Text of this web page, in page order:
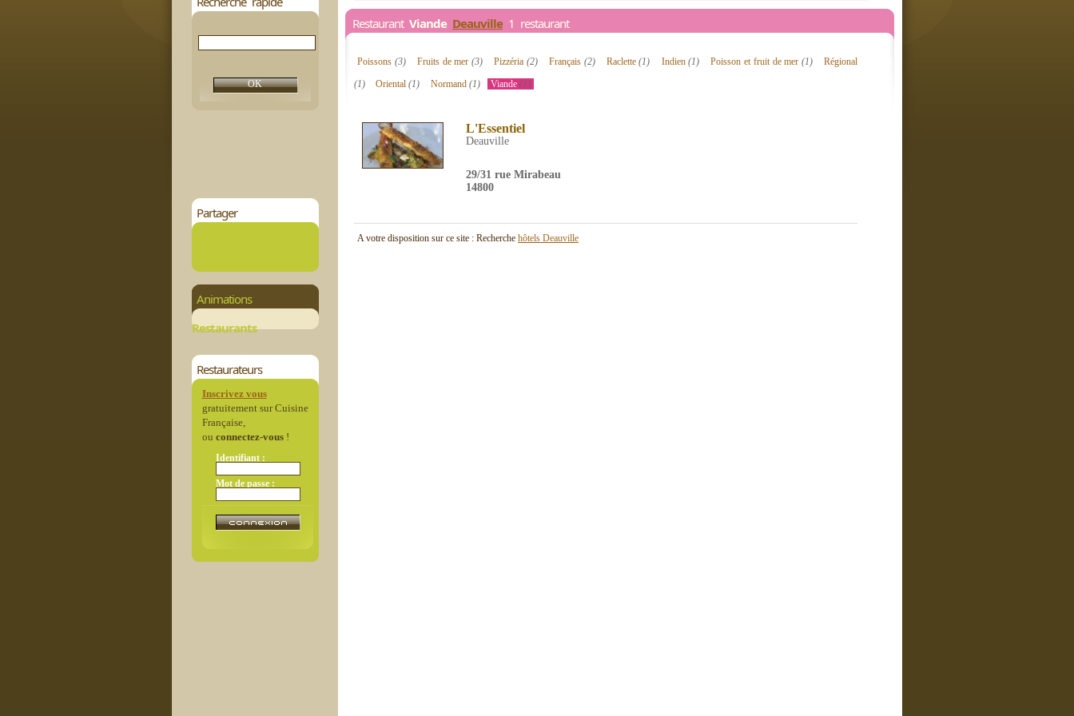
Partager
Animations
Restaurants
Restaurateurs
Inscrivez vous
gratuitement sur Cuisine
Française,
ou connectez-vous!
Identifiant :
Mot de passe :
Restaurant Viande Deauville1 restaurant
Poissons (3) Fruits de mer (3) Pizzéria (2) Français (2) Raclette(1) Indien(1) Poisson et fruit de mer (1)
Régional
(1)
Oriental(1) Normand (1) Viande(1)
L'Essentiel
Deauville
29/31 rue Mirabeau
14800
A votre disposition sur ce site : Recherche hôtels Deauville